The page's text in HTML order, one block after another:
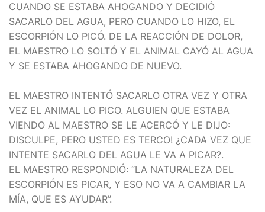
CUANDO SE ESTABA AHOGANDO Y DECIDIÓ
SACARLO DEL AGUA, PERO CUANDO LO HIZO, EL
ESCORPIÓN LO PICÓ. DE LA REACCIÓN DE DOLOR,
EL MAESTRO LO SOLTÓ Y EL ANIMAL CAYÓ AL AGUA
Y SE ESTABA AHOGANDO DE NUEVO.
EL MAESTRO INTENTÓ SACARLO OTRA VEZ Y OTRA
VEZ EL ANIMAL LO PICO. ALGUIEN QUE ESTABA
VIENDO AL MAESTRO SE LE ACERCÓ Y LE DIJO:
DISCULPE, PERO USTED ES TERCO! ¿CADA VEZ QUE
INTENTE SACARLO DEL AGUA LE VA A PICAR?.
EL MAESTRO RESPONDIÓ: “LA NATURALEZA DEL
ESCORPIÓN ES PICAR, Y ESO NO VA A CAMBIAR LA
MÍA, QUE ES AYUDAR”.